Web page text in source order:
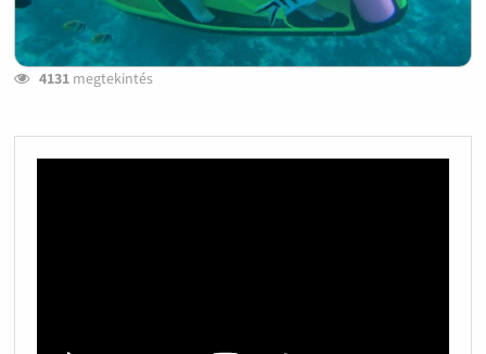
4131megtekintés